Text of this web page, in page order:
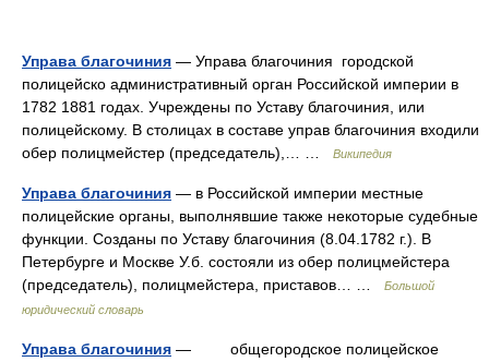
Управа благочиния — Управа благочиния городской
полицейско административный орган Российской империи в
1782 1881 годах. Учреждены по Уставу благочиния, или
полицейскому. В столицах в составе управ благочиния входили
обер полицмейстер (председатель),… …
Википедия
Управа благочиния — в Российской империи местные
полицейские органы, выполнявшие также некоторые судебные
функции. Созданы по Уставу благочиния (8.04.1782 г.). В
Петербурге и Москве У.б. состояли из обер полицмейстера
(председатель), полицмейстера, приставов… …
Большой
юридический словарь
Управа благочиния — общегородское полицейское